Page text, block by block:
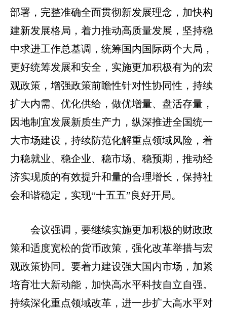
部署，完整准确全面贯彻新发展理念，加快构
建新发展格局，着力推动高质量发展，坚持稳
中求进工作总基调，统筹国内国际两个大局，
更好统筹发展和安全，实施更加积极有为的宏
观政策，增强政策前瞻性针对性协同性，持续
扩大内需、优化供给，做优增量、盘活存量，
因地制宜发展新质生产力，纵深推进全国统一
大市场建设，持续防范化解重点领域风险，着
力稳就业、稳企业、稳市场、稳预期，推动经
济实现质的有效提升和量的合理增长，保持社
会和谐稳定，实现“十五五”良好开局。
会议强调，要继续实施更加积极的财政政
策和适度宽松的货币政策，强化改革举措与宏
观政策协同。要着力建设强大国内市场，加紧
培育壮大新动能，加快高水平科技自立自强。
持续深化重点领域改革，进一步扩大高水平对